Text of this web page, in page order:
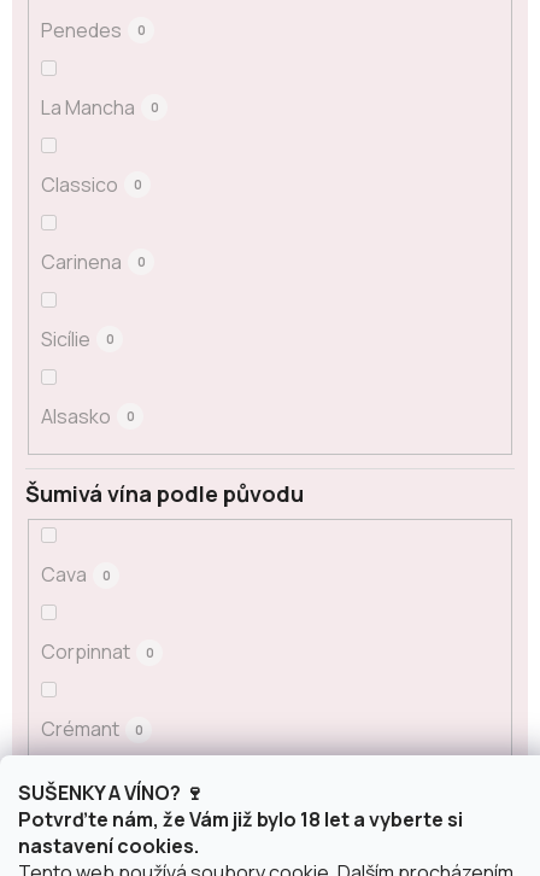
SUŠENKY A VÍNO? 🍷
Potvrďte nám, že Vám již bylo 18 let a vyberte si
nastavení cookies.
Penedes 0
La Mancha 0
Classico 0
Carinena 0
Sicílie 0
Alsasko 0
Šumivá vína podle původu
Cava 0
Corpinnat 0
Crémant 0
Franciacorta